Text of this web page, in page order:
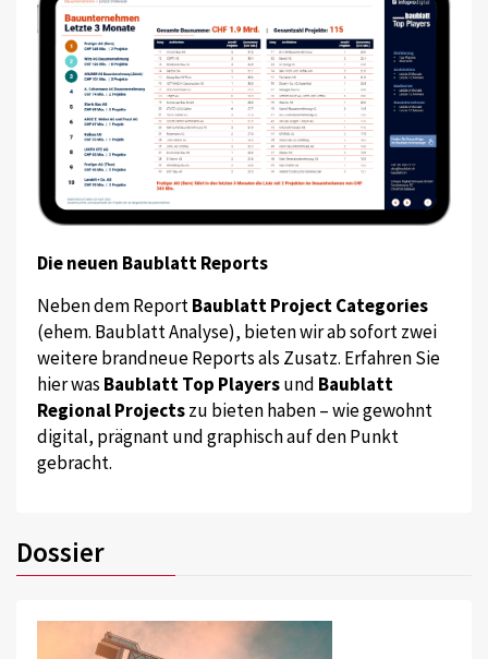
Die neuen Baublatt Reports
Neben dem ReportBaublatt Project Categories
(ehem. Baublatt Analyse), bieten wir ab sofort zwei
weitere brandneue Reports als Zusatz. Erfahren Sie
hier was Baublatt Top Playersund Baublatt
Regional Projectszu bieten haben – wie gewohnt
digital, prägnant und graphisch auf den Punkt
gebracht.
Dossier